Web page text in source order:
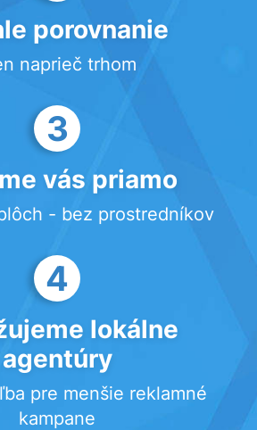
porovnanie
naprieč trhom
3
vás priamo
- bez prostredníkov
4
lokálne
agentúry
pre menšie reklamné
kampane